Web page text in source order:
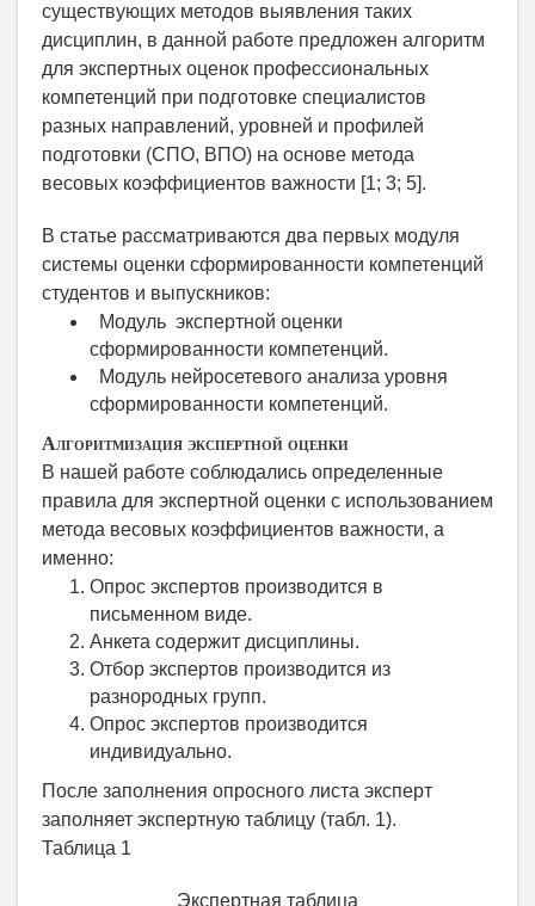
существующих методов выявления таких
дисциплин, в данной работе предложен алгоритм
для экспертных оценок профессиональных
компетенций при подготовке специалистов
разных направлений, уровней и профилей
подготовки (СПО, ВПО) на основе метода
весовых коэффициентов важности [1; 3; 5].
В статье рассматриваются два первых модуля
системы оценки сформированности компетенций
студентов и выпускников:
Модуль экспертной оценки
сформированности компетенций.
Модуль нейросетевого анализа уровня
сформированности компетенций.
Алгоритмизация экспертной оценки
В нашей работе соблюдались определенные
правила для экспертной оценки с использованием
метода весовых коэффициентов важности, а
именно:
Опрос экспертов производится в
письменном виде.
Анкета содержит дисциплины.
Отбор экспертов производится из
разнородных групп.
Опрос экспертов производится
индивидуально.
После заполнения опросного листа эксперт
заполняет экспертную таблицу (табл. 1).
Таблица 1
Экспертная таблица